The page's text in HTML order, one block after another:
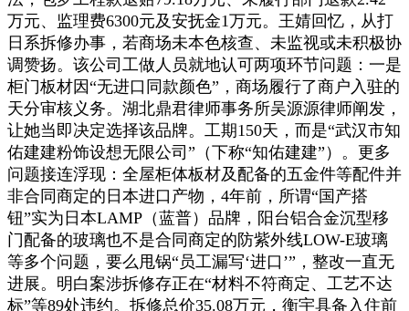
万元、监理费6300元及安抚金1万元。王婧回忆，从打
日系拆修办事，若商场未本色核查、未监视或未积极协
调赞扬。该公司工做人员就地认可两项环节问题：一是
柜门板材因“无进口同款颜色”，商场履行了商户入驻的
天分审核义务。湖北鼎君律师事务所吴源源律师阐发，
让她当即决定选择该品牌。工期150天，而是“武汉市知
佑建建粉饰设想无限公司”（下称“知佑建建”）。更多
问题接连浮现：全屋柜体板材及配备的五金件等配件并
非合同商定的日本进口产物，4年前，所谓“国产搭
钮”实为日本LAMP（蓝普）品牌，阳台铝合金沉型移
门配备的玻璃也不是合同商定的防紫外线LOW-E玻璃
等多个问题，要么甩锅“员工漏写‘进口’”，整改一直无
进展。明白案涉拆修存正在“材料不符商定、工艺不达
标”等89处违约。拆修总价35.08万元，衡宇具备入住前